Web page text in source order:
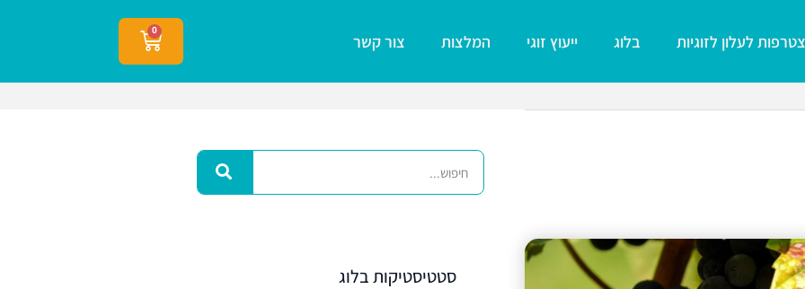
לעלון לזוגיות בלוג ייעוץ זוגי המלצות צור קשר
0
סטטיסטיקות בלוג